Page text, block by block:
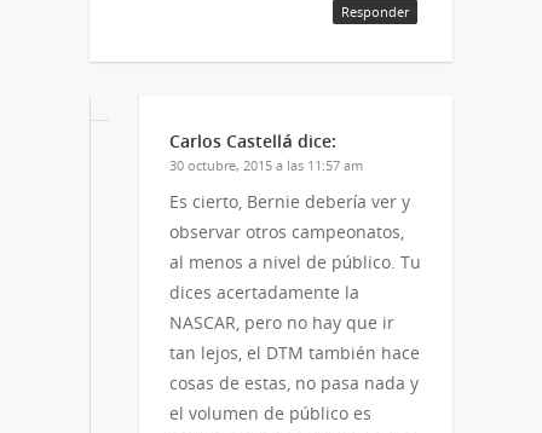
Responder
Carlos Castellá dice:
30 octubre, 2015 a las 11:57 am
Es cierto, Bernie debería ver y
observar otros campeonatos,
al menos a nivel de público. Tu
dices acertadamente la
NASCAR, pero no hay que ir
tan lejos, el DTM también hace
cosas de estas, no pasa nada y
el volumen de público es